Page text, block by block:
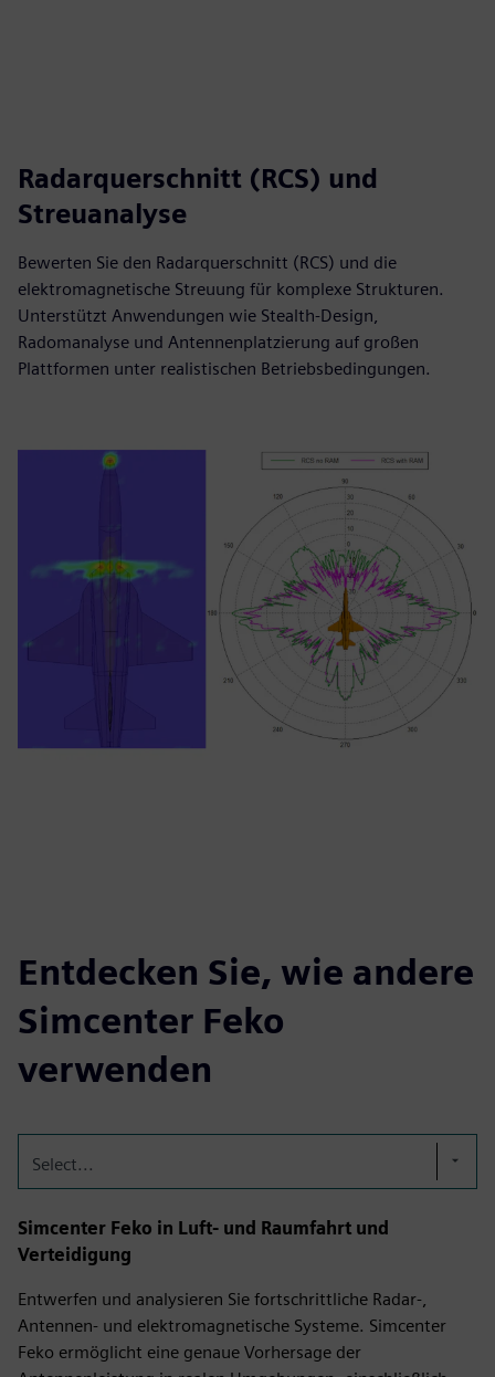
Radarquerschnitt (RCS) und
Streuanalyse
Bewerten Sie den Radarquerschnitt (RCS) und die
elektromagnetische Streuung für komplexe Strukturen.
Unterstützt Anwendungen wie Stealth-Design,
Radomanalyse und Antennenplatzierung auf großen
Plattformen unter realistischen Betriebsbedingungen.
Entdecken Sie, wie andere
Simcenter Feko
verwenden
Select...
Simcenter Feko in Luft- und Raumfahrt und
Verteidigung
Entwerfen und analysieren Sie fortschrittliche Radar-,
Antennen- und elektromagnetische Systeme. Simcenter
Feko ermöglicht eine genaue Vorhersage der